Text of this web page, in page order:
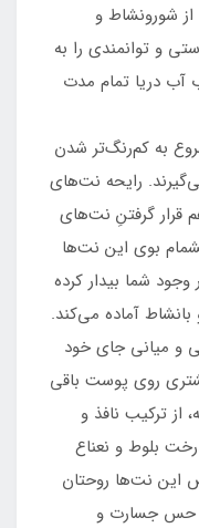
از شورونشاط و
و توانمندی را به
دریا تمام مدت
به کم‌رنگ‌تر شدن
رایحه نت‌های
قرار گرفتنِ نت‌های
بوی این نت‌ها
شما بیدار کرده
آماده می‌کند.
و میانی جای خود
روی پوست باقی
از ترکیب نافذ و
بلوط و نعناع
نت‌ها روحتان
حس جسارت و